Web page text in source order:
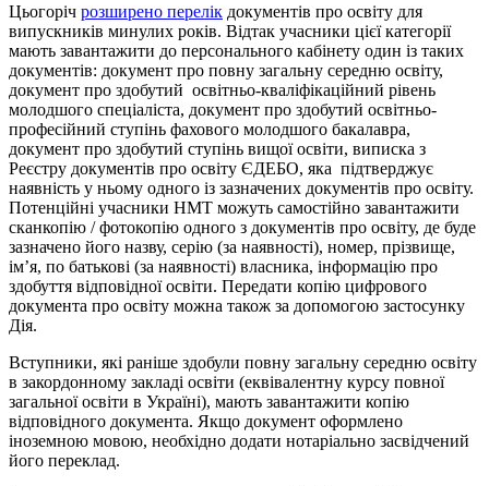
Цьогоріч розширено перелік документів про освіту для
випускників минулих років. Відтак учасники цієї категорії
мають завантажити до персонального кабінету один із таких
документів: документ про повну загальну середню освіту,
документ про здобутий освітньо-кваліфікаційний рівень
молодшого спеціаліста, документ про здобутий освітньо-
професійний ступінь фахового молодшого бакалавра,
документ про здобутий ступінь вищої освіти, виписка з
Реєстру документів про освіту ЄДЕБО, яка підтверджує
наявність у ньому одного із зазначених документів про освіту.
Потенційні учасники НМТ можуть самостійно завантажити
сканкопію / фотокопію одного з документів про освіту, де буде
зазначено його назву, серію (за наявності), номер, прізвище,
ім’я, по батькові (за наявності) власника, інформацію про
здобуття відповідної освіти. Передати копію цифрового
документа про освіту можна також за допомогою застосунку
Дія.
Вступники, які раніше здобули повну загальну середню освіту
в закордонному закладі освіти (еквівалентну курсу повної
загальної освіти в Україні), мають завантажити копію
відповідного документа. Якщо документ оформлено
іноземною мовою, необхідно додати нотаріально засвідчений
його переклад.